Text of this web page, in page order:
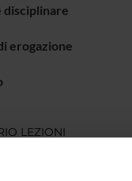
disciplinare
erogazione
LEZIONI